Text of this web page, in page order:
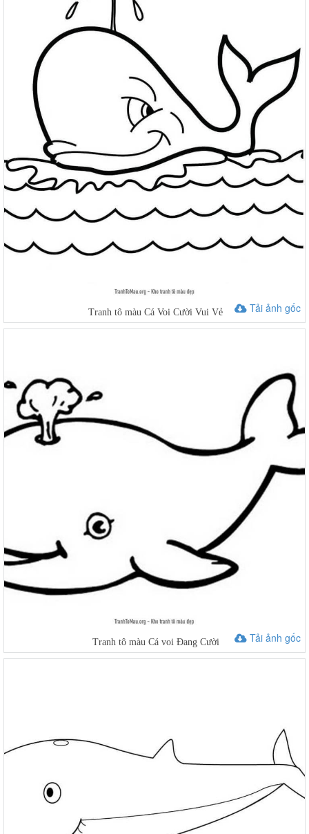
Tải ảnh gốc
Tranh tô màu Cá Voi Cười Vui Vẻ
Tải ảnh gốc
Tranh tô màu Cá voi Đang Cười